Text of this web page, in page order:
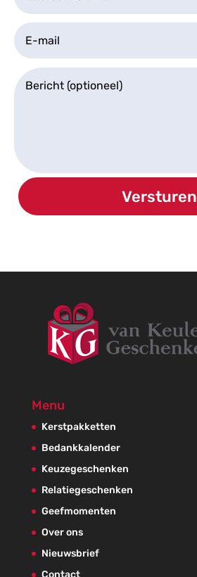
Versturen
Menu
Kerstpakketten
Bedankkalender
Keuzegeschenken
Relatiegeschenken
Geefmomenten
Over ons
Nieuwsbrief